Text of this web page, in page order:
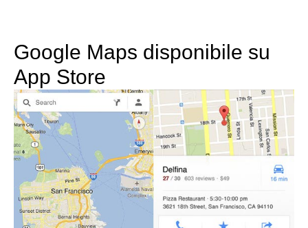
Google Maps disponibile su
App Store